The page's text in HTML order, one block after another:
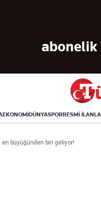
abonelik
EKONOMİDÜNYASPORRESMİ
İsrail-Gazze
Yemek
büyüğünden biri geliyor!